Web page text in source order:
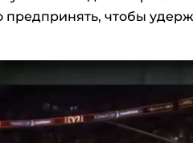
предпринять, чтобы